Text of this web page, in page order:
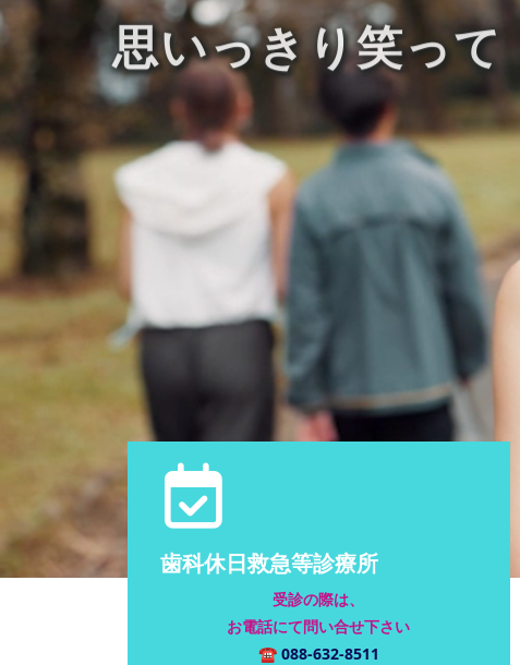
思いっきり笑って
歯科休日救急等診療所
受診の際は、
お電話にて問い合せ下さい
☎ 088-632-8511